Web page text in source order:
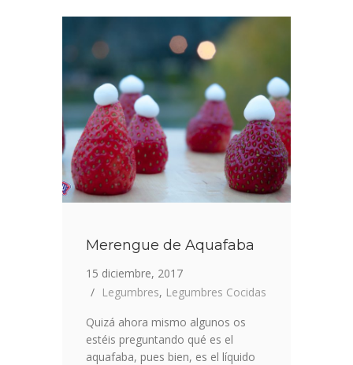
Merengue de Aquafaba
15 diciembre, 2017
Legumbres, Legumbres Cocidas
Quizá ahora mismo algunos os
estéis preguntando qué es el
aquafaba, pues bien, es el líquido